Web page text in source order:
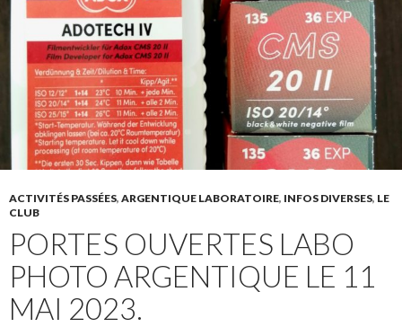
ACTIVITÉS PASSÉES, ARGENTIQUE LABORATOIRE, INFOS DIVERSES, LE
CLUB
PORTES OUVERTES LABO
PHOTO ARGENTIQUE LE 11
MAI 2023.